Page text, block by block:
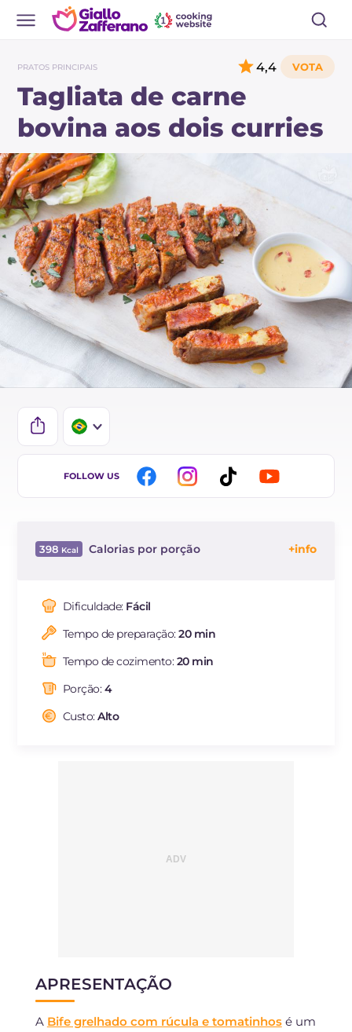
PRATOS PRINCIPAIS
Tagliata de carne
bovina aos dois curries
4,4
IT
ES
NL
FOLLOW US
398 Calorias por porção
dos quais açúcares
Proteína
Gorduras
saturadas
Fibra
Colesterol
Dificuldade: Fácil
Tempo de preparação:20 min
Tempo de cozimento:20 min
Porção:4
Custo:Alto
APRESENTAÇÃO
A Bife grelhado com rúcula e tomatinhosé um